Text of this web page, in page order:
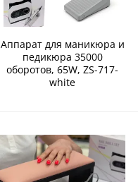
Аппарат для маникюра и
педикюра 35000
оборотов, 65W, ZS-717-
white